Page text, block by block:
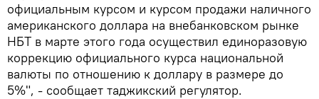
официальным курсом и курсом продажи наличного
американского доллара на внебанковском рынке
НБТ в марте этого года осуществил единоразовую
коррекцию официального курса национальной
валюты по отношению к доллару в размере до
5%", - сообщает таджикский регулятор.